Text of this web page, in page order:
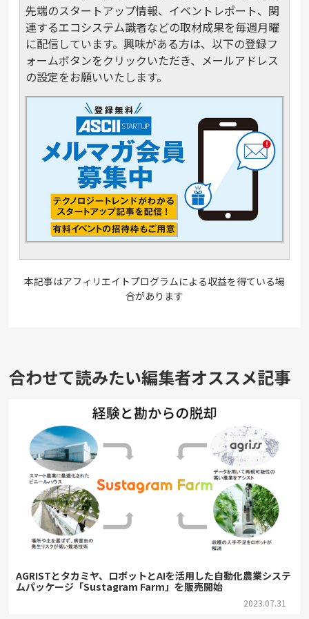
先端のスタートアップ情報、イベントレポート、関
連するエコシステム識者などの取材成果を毎週月曜
に配信しています。興味がある方は、以下の登録フ
ォームボタンをクリックいただき、メールアドレス
の設定をお願いいたします。
本記事はアフィリエイトプログラムによる収益を得ている場
合があります
合わせて読みたい編集者オススメ記事
AGRISTとタカミヤ、ロボットとAIを活用した自動化農業システ
ムパッケージ「Sustagram Farm」を販売開始
2023.07.31